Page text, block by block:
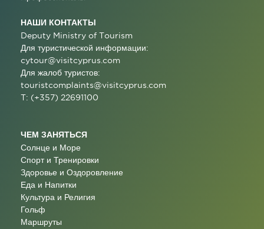
НАШИ КОНТАКТЫ
Deputy Ministry of Tourism
Для туристической информации:
cytour@visitcyprus.com
Для жалоб туристов:
touristcomplaints@visitcyprus.com
T: (+357) 22691100
ЧЕМ ЗАНЯТЬСЯ
Солнце и Море
Спорт и Тренировки
Здоровье и Оздоровление
Еда и Напитки
Культура и Религия
Гольф
Маршруты